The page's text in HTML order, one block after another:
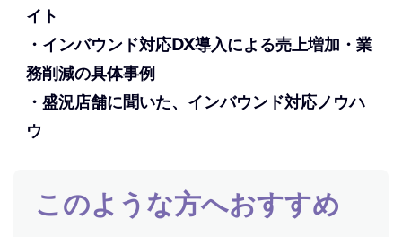
イト
・インバウンド対応DX導入による売上増加・業
務削減の具体事例
・盛況店舗に聞いた、インバウンド対応ノウハ
ウ
このような方へおすすめ